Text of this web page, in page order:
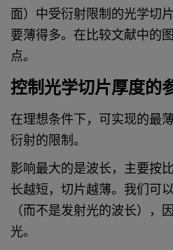
面）中受衍射限制的光学切
要薄得多。在比较文献中的
点。
控制光学切片厚度的
在理想条件下，可实现的最
衍射的限制。
影响最大的是波长，主要按
长越短，切片越薄。我们可
（而不是发射光的波长），
光。